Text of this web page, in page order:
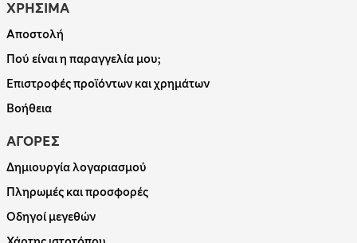
ΧΡΗΣΙΜΑ
Αποστολή
Πού είναι η παραγγελία μου;
Επιστροφές προϊόντων και χρημάτων
Βοήθεια
ΑΓΟΡΕΣ
Δημιουργία λογαριασμού
Πληρωμές και προσφορές
Οδηγοί μεγεθών